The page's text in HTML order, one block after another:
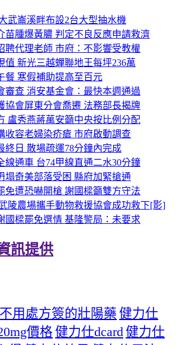
武崙溪畔布設2台大型抽水機
苗腫爆黃膿 判定不良反應申請救濟
聘代理老師 市府：不影響受教權
值 新光三越蟬聯地王每坪236萬
餐 寒假補助提高至百元
審查 消安基金會：最快本週通過
協會屏東分會喬遷 法務部長揭牌
盧秀燕蔣萬安籲中央按比例分配
收容老婦染疥瘡 市府啟動調查
終日 散場疏運78分鐘內完成
線通車 台74甲線直通二水30分鐘
塌奇美部落受困 縣府加緊搶通
免遭恐嚇開槍 謝國樑籲雙方守法
陵農場攜手動物救援協會成功救下[影]
國樑罷免選情 基隆警局：未要求
訊提供
不用處方簽的壯陽藥 健力仕
價格健力仕dcard健力仕